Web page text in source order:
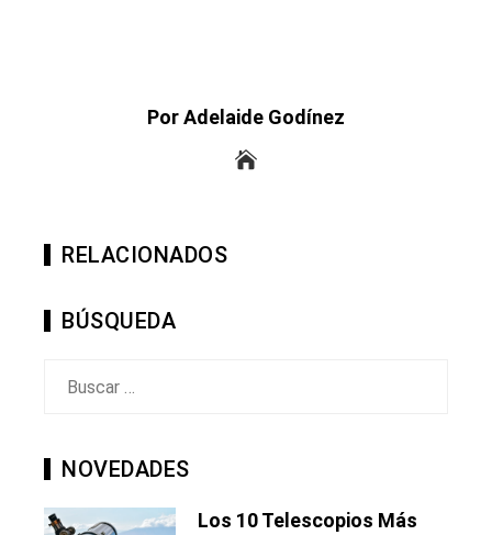
Por Adelaide Godínez
RELACIONADOS
BÚSQUEDA
NOVEDADES
Los 10 Telescopios Más